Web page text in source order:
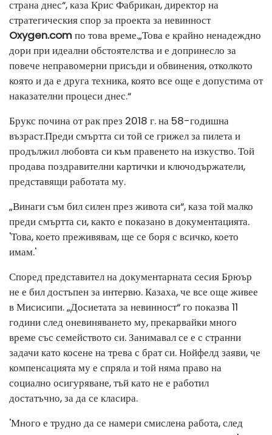
страна днес“, каза Крис Фабрикан, директор на
стратегическия спор за проекта за невинност
Oxygen.comпо това време.„Това е крайно ненадеждно
дори при идеални обстоятелства и е допринесло за
повече неправомерни присъди и обвинения, отколкото
която и да е друга техника, която все още е допустима от
наказателни процеси днес.“
Брукс почина от рак през 2018 г. на 58-годишна
възраст.Преди смъртта си той се грижел за пилета и
продължил любовта си към правенето на изкуство. Той
продава поздравителни картички и ключодържатели,
представящи работата му.
„Винаги съм бил силен през живота си“, каза той малко
преди смъртта си, както е показано в документацията.
'Това, което преживявам, ще се боря с всичко, което
имам.'
Според представител на документарната сесия Брюър
не е бил достъпен за интервю. Казаха, че все още живее
в Мисисипи. „Досиетата за невинност“ го показва 11
години след оневиняването му, прекарвайки много
време със семейството си. Занимавал се е с странни
задачи като косене на трева с брат си. Нойфелд заяви, че
компенсацията му е спряла и той няма право на
социално осигуряване, тъй като не е работил
достатъчно, за да се класира.
'Много е трудно да се намери смислена работа, след